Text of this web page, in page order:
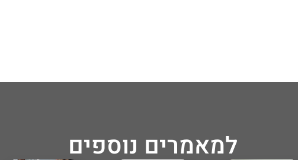
למאמרים נוספים